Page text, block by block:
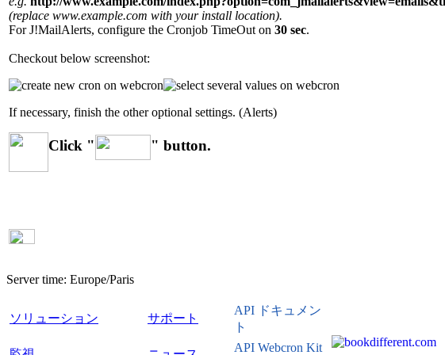
(replace www.example.com with your install location).
For J!MailAlerts, configure the Cronjob TimeOut on 30 sec.
Checkout below screenshot:
If necessary, finish the other optional settings. (Alerts)
Click " " button.
Server time: Europe/Paris
ソリューション サポート
API ドキュメン
ト
API Webcron Kit